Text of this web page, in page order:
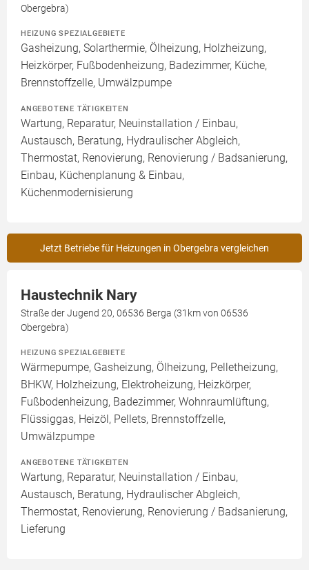
Obergebra)
HEIZUNG SPEZIALGEBIETE
Gasheizung, Solarthermie, Ölheizung, Holzheizung,
Heizkörper, Fußbodenheizung, Badezimmer, Küche,
Brennstoffzelle, Umwälzpumpe
ANGEBOTENE TÄTIGKEITEN
Wartung, Reparatur, Neuinstallation / Einbau,
Austausch, Beratung, Hydraulischer Abgleich,
Thermostat, Renovierung, Renovierung / Badsanierung,
Einbau, Küchenplanung & Einbau,
Küchenmodernisierung
Jetzt Betriebe für Heizungen in Obergebra vergleichen
Haustechnik Nary
Straße der Jugend 20, 06536 Berga (31km von 06536
Obergebra)
HEIZUNG SPEZIALGEBIETE
Wärmepumpe, Gasheizung, Ölheizung, Pelletheizung,
BHKW, Holzheizung, Elektroheizung, Heizkörper,
Fußbodenheizung, Badezimmer, Wohnraumlüftung,
Flüssiggas, Heizöl, Pellets, Brennstoffzelle,
Umwälzpumpe
ANGEBOTENE TÄTIGKEITEN
Wartung, Reparatur, Neuinstallation / Einbau,
Austausch, Beratung, Hydraulischer Abgleich,
Thermostat, Renovierung, Renovierung / Badsanierung,
Lieferung